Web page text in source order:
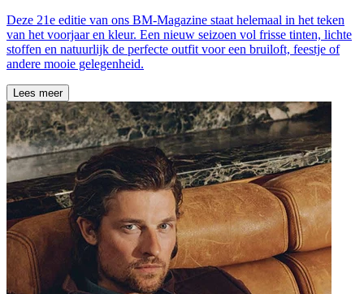
Deze 21e editie van ons BM-Magazine staat helemaal in het teken
van het voorjaar en kleur. Een nieuw seizoen vol frisse tinten, lichte
stoffen en natuurlijk de perfecte outfit voor een bruiloft, feestje of
andere mooie gelegenheid.
Lees meer